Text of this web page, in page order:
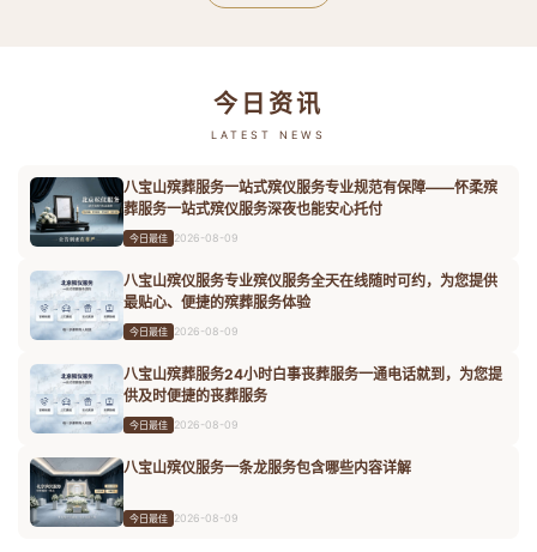
今日资讯
LATEST NEWS
八宝山殡葬服务一站式殡仪服务专业规范有保障——怀柔殡
葬服务一站式殡仪服务深夜也能安心托付
今日最佳 2026-08-09
八宝山殡仪服务专业殡仪服务全天在线随时可约，为您提供
最贴心、便捷的殡葬服务体验
今日最佳 2026-08-09
八宝山殡葬服务24小时白事丧葬服务一通电话就到，为您提
供及时便捷的丧葬服务
今日最佳 2026-08-09
八宝山殡仪服务一条龙服务包含哪些内容详解
今日最佳 2026-08-09